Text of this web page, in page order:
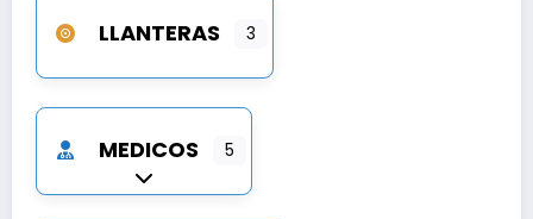
LLANTERAS 3
MEDICOS 5
Expandir sub-categorías